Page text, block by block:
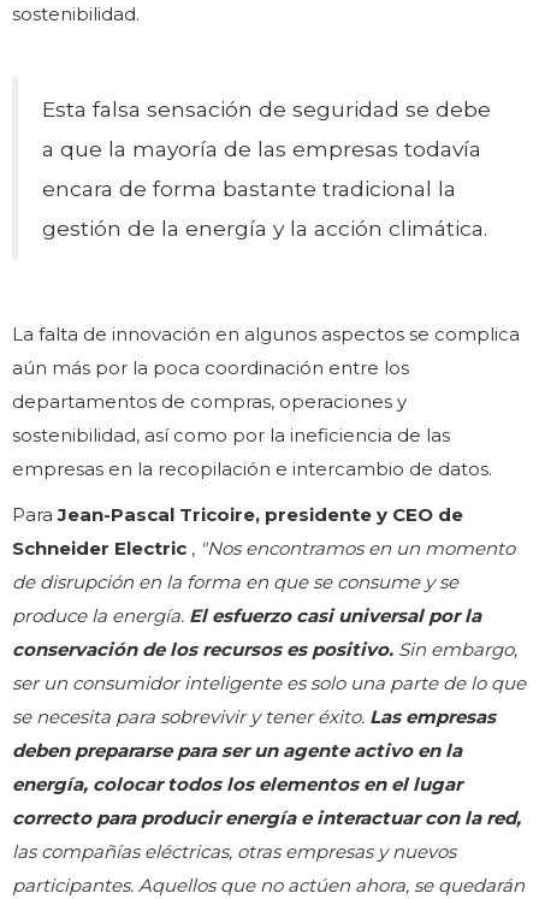
sostenibilidad.
Esta falsa sensación de seguridad se debe
a que la mayoría de las empresas todavía
encara de forma bastante tradicional la
gestión de la energía y la acción climática.
La falta de innovación en algunos aspectos se complica
aún más por la poca coordinación entre los
departamentos de compras, operaciones y
sostenibilidad, así como por la ineficiencia de las
empresas en la recopilación e intercambio de datos.
ParaJean-Pascal Tricoire, presidente y CEO de
Schneider Electric , "Nos encontramos en un momento
de disrupción en la forma en que se consume y se
produce la energía. El esfuerzo casi universal por la
conservación de los recursos es positivo. Sin embargo,
ser un consumidor inteligente es solo una parte de lo que
se necesita para sobrevivir y tener éxito. Las empresas
deben prepararse para ser un agente activo en la
energía, colocar todos los elementos en el lugar
correcto para producir energía e interactuar con la red,
las compañías eléctricas, otras empresas y nuevos
participantes. Aquellos que no actúen ahora, se quedarán